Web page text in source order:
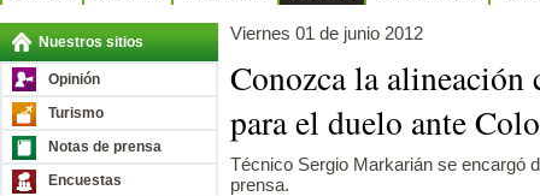
Nuestros sitios
Opinión
Turismo
Notas de prensa
Encuestas
Viernes 01 de junio 2012
Conozca la alineación
para el duelo ante
Técnico Sergio Markarián se encargó
prensa.